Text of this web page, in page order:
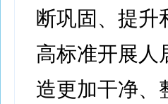
断巩固、提升
高标准开展人
造更加干净、